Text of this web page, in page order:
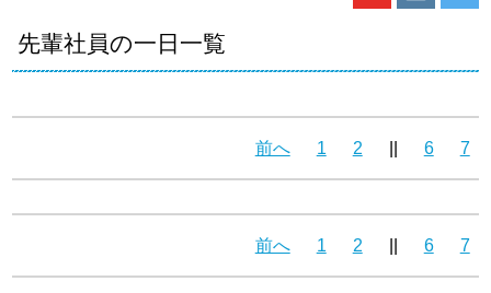
先輩社員の一日一覧
前へ 1 2 6 7
前へ 1 2 6 7